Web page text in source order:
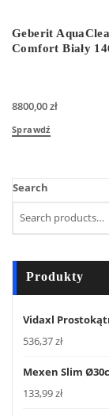
Geberit
Comfort Biały
8800,00zł
Sprawdź
Search
Produkty
Vidaxl
536,37zł
Mexen Slim
133,99zł